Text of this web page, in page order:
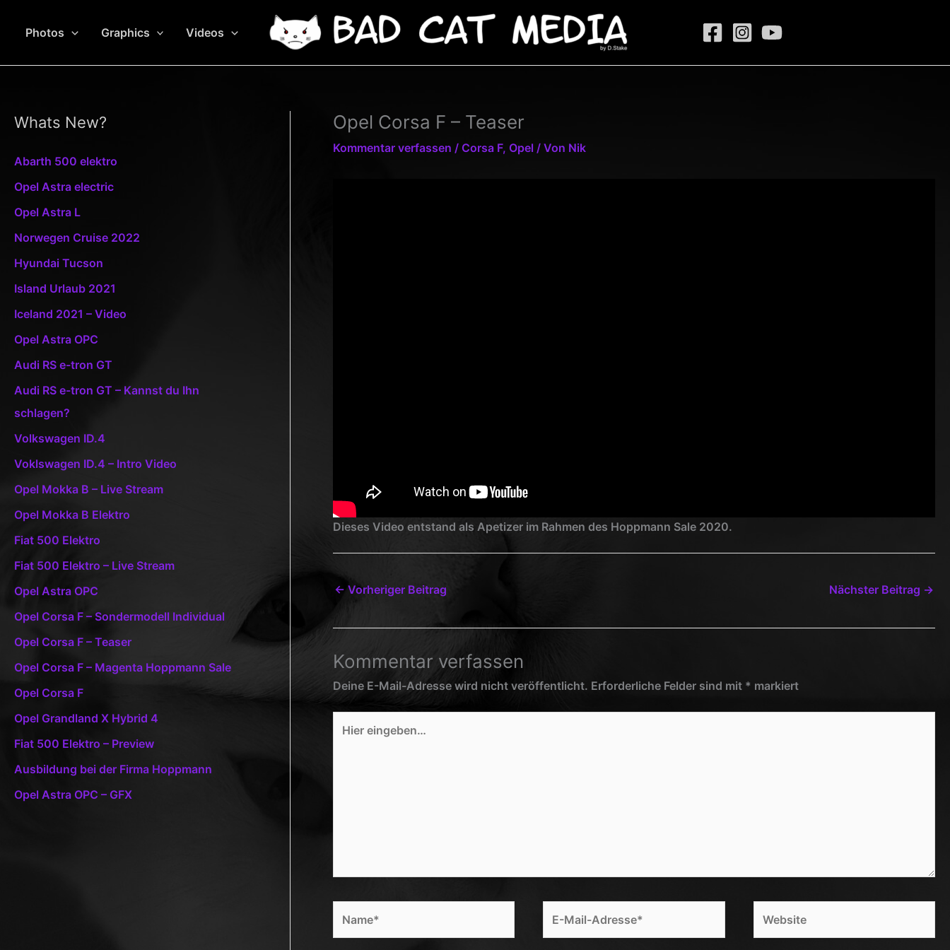
InhaltPhotos Graphics Videos
Whats New?
Abarth 500 elektro
Opel Astra electric
Opel Astra L
Norwegen Cruise 2022
Hyundai Tucson
Island Urlaub 2021
Iceland 2021 – Video
Opel Astra OPC
Audi RS e-tron GT
Audi RS e-tron GT – Kannst du Ihn
schlagen?
Volkswagen ID.4
Voklswagen ID.4 – Intro Video
Opel Mokka B – Live Stream
Opel Mokka B Elektro
Fiat 500 Elektro
Fiat 500 Elektro – Live Stream
Opel Astra OPC
Opel Corsa F – Sondermodell Individual
Opel Corsa F – Teaser
Opel Corsa F – Magenta Hoppmann Sale
Opel Corsa F
Opel Grandland X Hybrid 4
Fiat 500 Elektro – Preview
Ausbildung bei der Firma Hoppmann
Opel Astra OPC – GFX
Opel Corsa F – Teaser
Kommentar verfassen / Corsa F, Opel / Von Nik
Dieses Video entstand als Apetizer im Rahmen des Hoppmann Sale 2020.
← Vorheriger Beitrag Nächster Beitrag →
Kommentar verfassen
Deine E-Mail-Adresse wird nicht veröffentlicht. Erforderliche Felder sind mit * markiert
eingeben…
Mail-